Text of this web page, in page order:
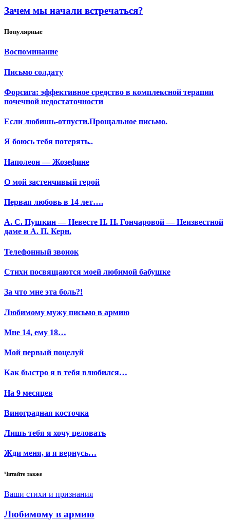
Зачем мы начали встречаться?
Популярные
Воспоминание
Письмо солдату
Форсига: эффективное средство в комплексной терапии
почечной недостаточности
Если любишь-отпусти.Прощальное письмо.
Я боюсь тебя потерять..
Наполеон — Жозефине
О мой застенчивый герой
Первая любовь в 14 лет….
А. С. Пушкин — Невесте Н. Н. Гончаровой — Неизвестной
даме и А. П. Керн.
Телефонный звонок
Стихи посвящаются моей любимой бабушке
За что мне эта боль?!
Любимому мужу письмо в армию
Мне 14, ему 18…
Мой первый поцелуй
Как быстро я в тебя влюбился…
На 9 месяцев
Виноградная косточка
Лишь тебя я хочу целовать
Жди меня, и я вернусь…
Читайте также
Ваши стихи и признания
Любимому в армию